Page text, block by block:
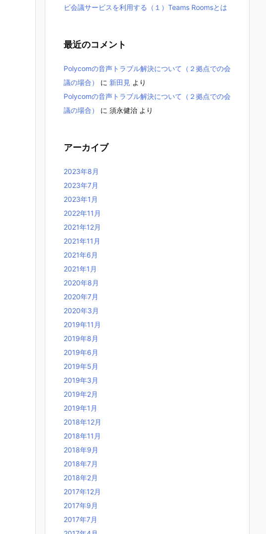
ビ会議サービスを利用する（１）Teams Roomsとは
最近のコメント
Polycomの音声トラブル解決について（２拠点での会
議の場合）
に 新田見 より
Polycomの音声トラブル解決について（２拠点での会
議の場合）
に 須永健治 より
アーカイブ
2023年8月
2023年7月
2023年1月
2022年11月
2021年12月
2021年11月
2021年6月
2021年1月
2020年8月
2020年7月
2020年3月
2019年11月
2019年8月
2019年6月
2019年5月
2019年3月
2019年2月
2019年1月
2018年12月
2018年11月
2018年9月
2018年7月
2018年2月
2017年12月
2017年9月
2017年7月